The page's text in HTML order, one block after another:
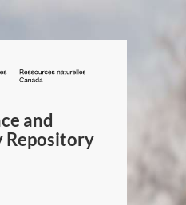
/
Canada
and
Repository